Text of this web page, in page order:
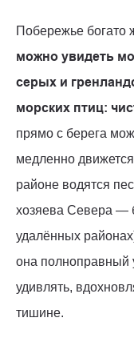
Побережье богато
можно увидеть
серых и
морских птиц:
прямо с берега
медленно
районе водятся
хозяева Севера —
удалённых
она полноправный
удивлять,
тишине.